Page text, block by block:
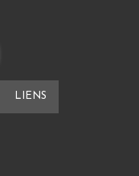
LIENS